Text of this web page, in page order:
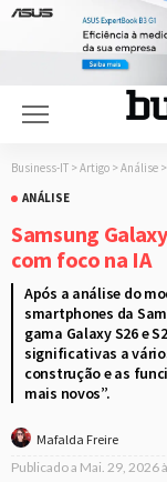
Business-IT > Artigo > Análise >
ANÁLISE
Samsung
com foco na IA
Após a análise do
smartphones da
gama Galaxy S26 e
significativas a
construção e as
mais novos”.
Mafalda Freire
Publicado a Mai. 29, 2026